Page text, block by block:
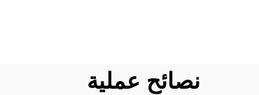
نصائح عملية